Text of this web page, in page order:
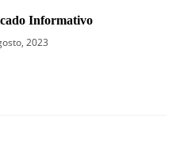
Informativo
2023